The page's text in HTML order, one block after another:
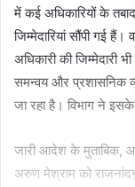
में कई अधिकारियों के
जिम्मेदारियां सौंपी गई
अधिकारी की जिम्मेदारी
समन्वय और प्रशासनिक
जा रहा है। विभाग ने
जारी आदेश के मुताबिक,
अरुण मेश्राम को